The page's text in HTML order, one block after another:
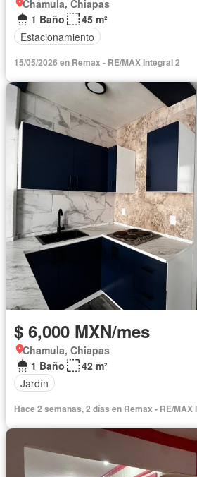
Chamula, Chiapas
1 Baño
45 m²
Estacionamiento
15/05/2026 en Remax - RE/MAX Integral 2
$ 6,000 MXN/mes
Chamula, Chiapas
1 Baño
42 m²
Jardín
Hace 2 semanas, 2 días en Remax - RE/MAX